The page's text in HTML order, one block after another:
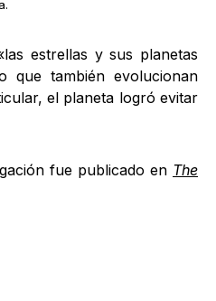
.
estrellas y sus planetas
que también evolucionan
el planeta logró evitar
fue publicado en The